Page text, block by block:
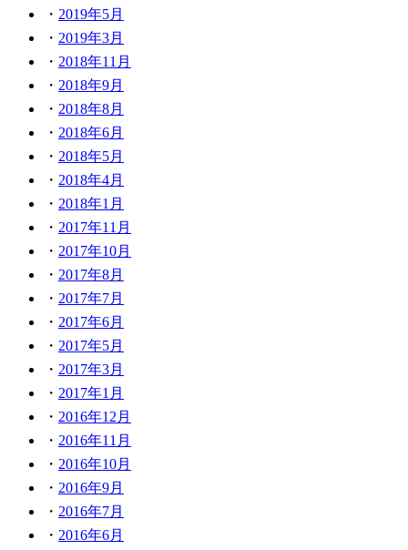
2019年5月
2019年3月
2018年11月
2018年9月
2018年8月
2018年6月
2018年5月
2018年4月
2018年1月
2017年11月
2017年10月
2017年8月
2017年7月
2017年6月
2017年5月
2017年3月
2017年1月
2016年12月
2016年11月
2016年10月
2016年9月
2016年7月
2016年6月